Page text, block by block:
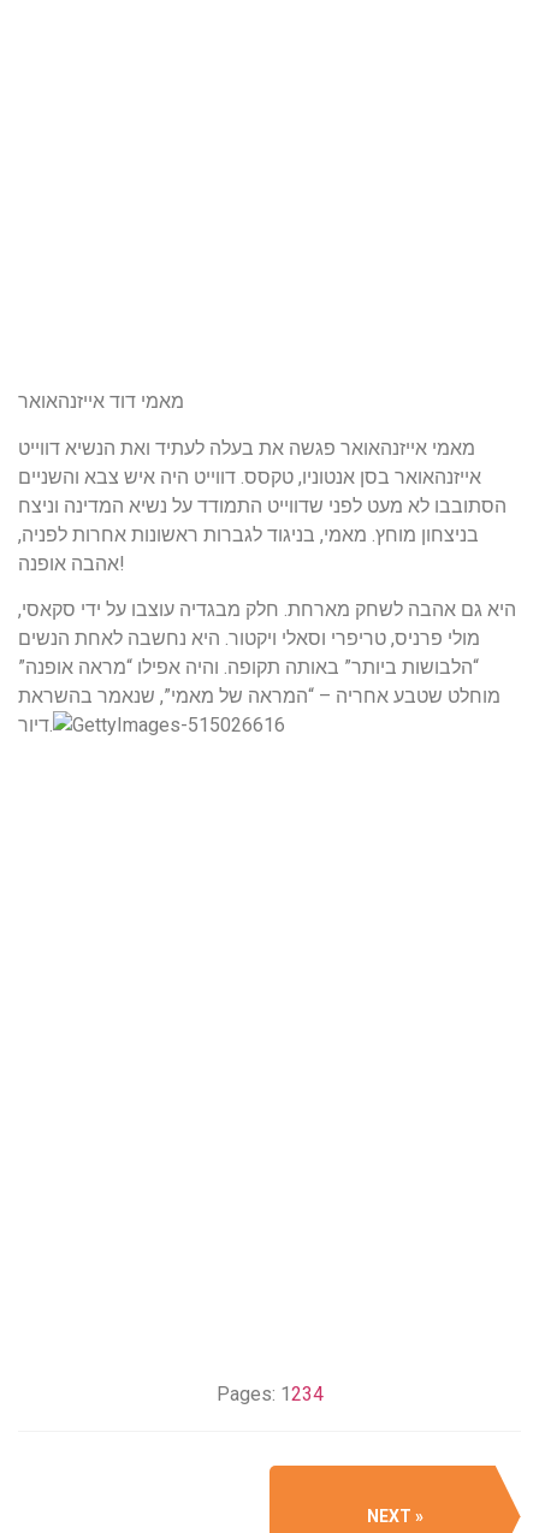
מאמי דוד אייזנהאואר
מאמי אייזנהאואר פגשה את בעלה לעתיד ואת הנשיא דווייט
אייזנהאואר בסן אנטוניו, טקסס. דווייט היה איש צבא והשניים
הסתובבו לא מעט לפני שדווייט התמודד על נשיא המדינה וניצח
בניצחון מוחץ. מאמי, בניגוד לגברות ראשונות אחרות לפניה,
אהבה אופנה!
היא גם אהבה לשחק מארחת. חלק מבגדיה עוצבו על ידי סקאסי,
מולי פרניס, טריפרי וסאלי ויקטור. היא נחשבה לאחת הנשים
“הלבושות ביותר” באותה תקופה. והיה אפילו “מראה אופנה”
מוחלט שטבע אחריה – “המראה של מאמי”, שנאמר בהשראת
דיור.
Pages: 1234
NEXT